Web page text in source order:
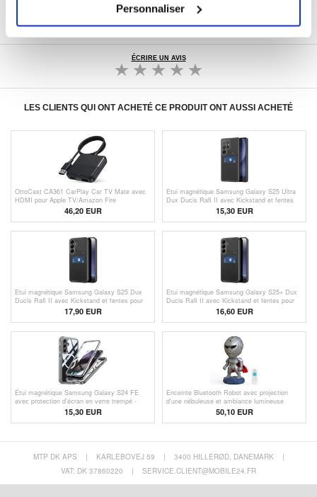
Personnaliser
PLUS DE 8 000 000 DE CLIENTS
ÉCRIRE UN AVIS
LES CLIENTS QUI ONT ACHETÉ CE PRODUIT ONT AUSSI ACHETÉ
OttoCast CA361 CarPlay Car TV Mate avec
HDMI pour Apple TV/Amazon Fire
46,20 EUR
Etui magnétique Samsung Galaxy S25 Ultra
Dux Ducis Rafi II avec Kickstand et fentes
pour cartes - Noir15,30 EUR
Etui magnétique Samsung Galaxy S25 Dux
Ducis Rafi II avec Kickstand et fentes pour
17,90 EUR
Etui magnétique Samsung Galaxy S25+ Dux
Ducis Rafi II avec Kickstand et fentes pour
16,60 EUR
Étui magnétique Samsung Galaxy S24 FE
avec protection d'écran en verre trempé -
Compatible MagSafe - Gris
15,30 EUR
Enceinte Bluetooth Robot avec projection
d'une nébuleuse et ambiance lumineuse
50,10 EUR
MTP DK APS | KARLEBOVEJ 59 | 3400 HILLERØD, DANEMARK
|
VAT: DK 37860220
| SERVICE.CLIENT@MOBILE24.FR